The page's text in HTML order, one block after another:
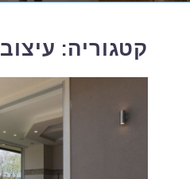
קטגוריה: עיצוב